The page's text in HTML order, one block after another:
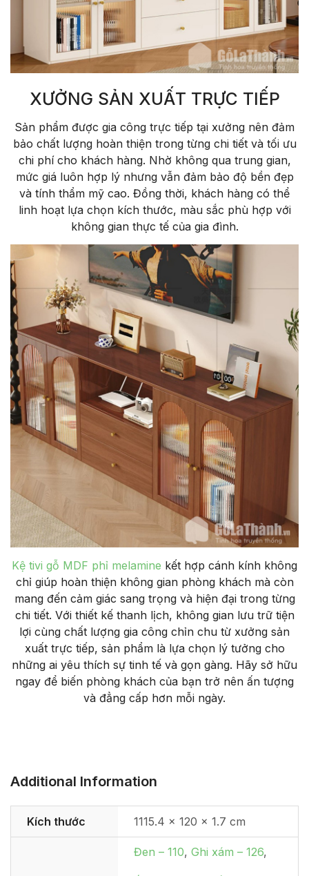
XƯỞNG SẢN XUẤT TRỰC TIẾP
Sản phẩm được gia công trực tiếp tại xưởng nên đảm
bảo chất lượng hoàn thiện trong từng chi tiết và tối ưu
chi phí cho khách hàng. Nhờ không qua trung gian,
mức giá luôn hợp lý nhưng vẫn đảm bảo độ bền đẹp
và tính thẩm mỹ cao. Đồng thời, khách hàng có thể
linh hoạt lựa chọn kích thước, màu sắc phù hợp với
không gian thực tế của gia đình.
Kệ tivi gỗ MDF phỉ melamine kết hợp cánh kính không
chỉ giúp hoàn thiện không gian phòng khách mà còn
mang đến cảm giác sang trọng và hiện đại trong từng
chi tiết. Với thiết kế thanh lịch, không gian lưu trữ tiện
lợi cùng chất lượng gia công chỉn chu từ xưởng sản
xuất trực tiếp, sản phẩm là lựa chọn lý tưởng cho
những ai yêu thích sự tinh tế và gọn gàng. Hãy sở hữu
ngay để biến phòng khách của bạn trở nên ấn tượng
và đẳng cấp hơn mỗi ngày.
Additional Information
Kích thước 1115.4 × 120 × 1.7 cm
Đen – 110, Ghi xám – 126,